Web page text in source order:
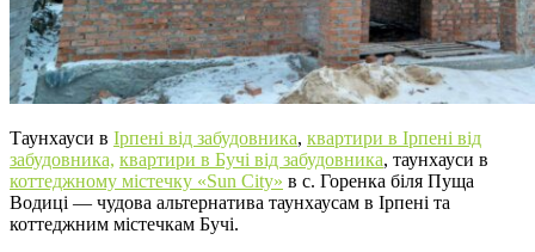
Таунхауси в Ірпені від забудовника, квартири в Ірпені від
забудовника, квартири в Бучі від забудовника, таунхауси в
коттеджному містечку «Sun City» в с. Горенка біля Пуща
Водиці — чудова альтернатива таунхаусам в Ірпені та
коттеджним містечкам Бучі.